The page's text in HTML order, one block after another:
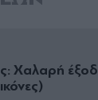
Χαλαρή